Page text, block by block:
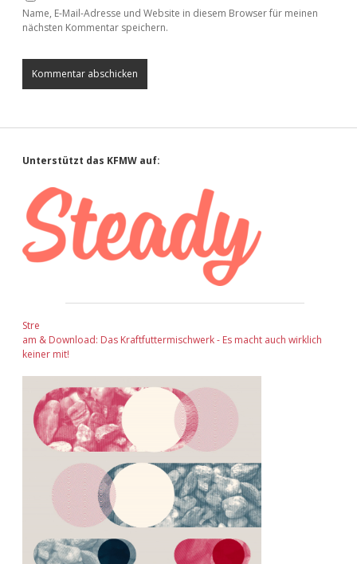
Name, E-Mail-Adresse und Website in diesem Browser für meinen
nächsten Kommentar speichern.
Sidebar
Unterstützt das KFMW auf:
Stre
am & Download: Das Kraftfuttermischwerk - Es macht auch wirklich
keiner mit!